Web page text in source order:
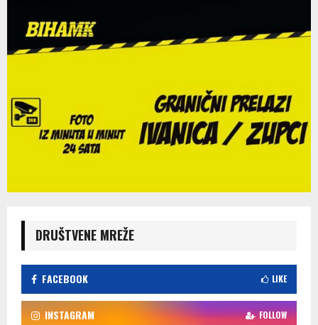
DRUŠTVENE MREŽE
FACEBOOK LIKE
INSTAGRAM FOLLOW